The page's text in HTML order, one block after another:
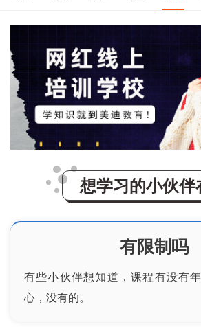
想学习的小伙伴
有限制吗
有些小伙伴想知道，课程有没有
心，没有的。